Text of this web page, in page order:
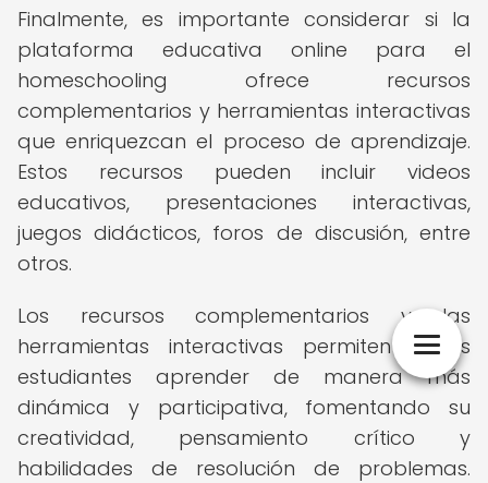
Finalmente, es importante considerar si la
plataforma educativa online para el
homeschooling ofrece recursos
complementarios y herramientas interactivas
que enriquezcan el proceso de aprendizaje.
Estos recursos pueden incluir videos
educativos, presentaciones interactivas,
juegos didácticos, foros de discusión, entre
otros.
Los recursos complementarios y las
herramientas interactivas permiten a los
estudiantes aprender de manera más
dinámica y participativa, fomentando su
creatividad, pensamiento crítico y
habilidades de resolución de problemas.